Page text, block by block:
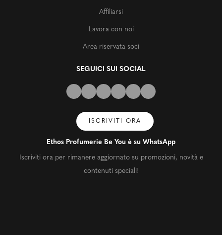
Affiliarsi
Lavora con noi
Area riservata soci
SEGUICI SUI SOCIAL
ISCRIVITI ORA
Ethos Profumerie Be You è su WhatsApp
Iscriviti ora per rimanere aggiornato su promozioni, novità e
contenuti speciali!